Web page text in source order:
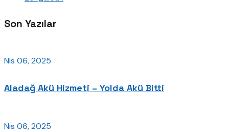
Son Yazılar
Nis 06, 2025
Aladağ Akü Hizmeti – Yolda Akü Bitti
Nis 06, 2025